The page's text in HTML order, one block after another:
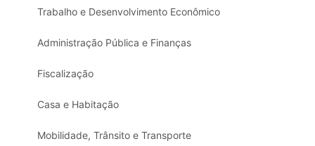
Trabalho e Desenvolvimento Econômico
Administração Pública e Finanças
Fiscalização
Casa e Habitação
Mobilidade, Trânsito e Transporte